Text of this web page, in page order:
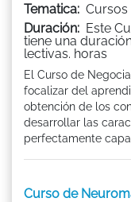
Tematica: Cursos
Duración: Este
tiene una
lectivas. horas
El Curso de
focalizar del
obtención de los
desarrollar las
perfectamente
Curso de